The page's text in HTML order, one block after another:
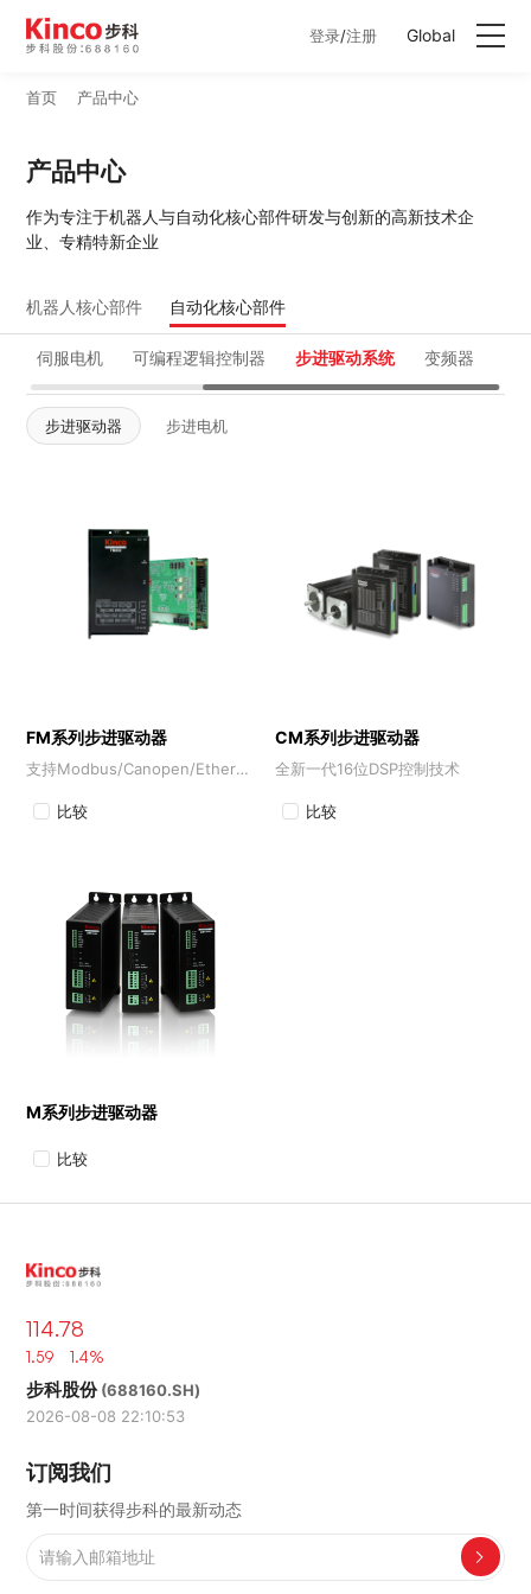
关于步科
登录/注册 Global
首页 产品中心
产品中心
作为专注于机器人与自动化核心部件研发与创新的高新技术企
业、专精特新企业
机器人核心部件 自动化核心部件
伺服电机 可编程逻辑控制器 步进驱动系统 变频器
步进驱动器 步进电机
FM系列步进驱动器
支持Modbus/Canopen/EtherCAT总线控制协议
比较
CM系列步进驱动器
全新一代16位DSP控制技术
比较
M系列步进驱动器
比较
114.78
1.59 1.4%
步科股份(688160.SH)
2026-08-08 22:10:53
订阅我们
第一时间获得步科的最新动态